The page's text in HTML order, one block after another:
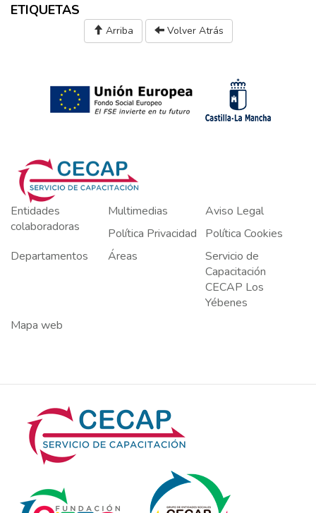
ETIQUETAS
Arriba Volver Atrás
Entidades
colaboradoras
Multimedias
Aviso Legal
Política Privacidad
Política Cookies
Departamentos
Áreas
Servicio de
Capacitación
CECAP Los
Yébenes
Mapa web